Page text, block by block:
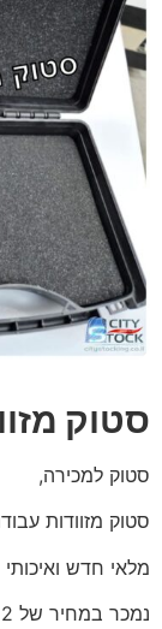
סטוק
סטוק למכירה,
סטוק מזוודות
מלאי חדש ואיכותי של